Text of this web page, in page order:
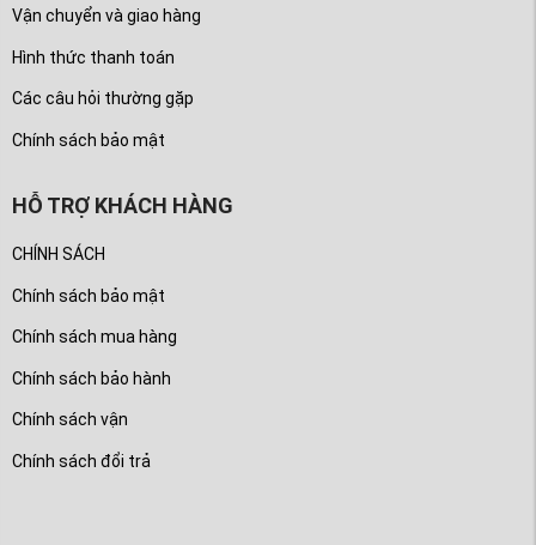
Vận chuyển và giao hàng
Hình thức thanh toán
Các câu hỏi thường gặp
Chính sách bảo mật
HỖ TRỢ KHÁCH HÀNG
CHÍNH SÁCH
Chính sách bảo mật
Chính sách mua hàng
Chính sách bảo hành
Chính sách vận
Chính sách đổi trả